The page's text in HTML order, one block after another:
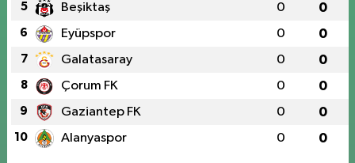
5 Beşiktaş 0 0
6 Eyüpspor 0 0
7 Galatasaray 0 0
8 Çorum FK 0 0
9 Gaziantep FK 0 0
10 Alanyaspor 0 0